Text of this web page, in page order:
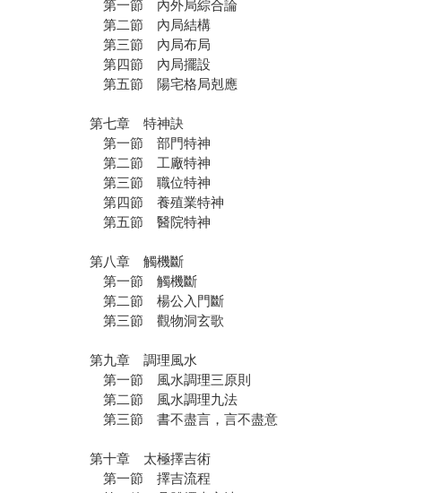
第一節 內外局綜合論
第二節 內局結構
第三節 內局布局
第四節 內局擺設
第五節 陽宅格局剋應
第七章 特神訣
第一節 部門特神
第二節 工廠特神
第三節 職位特神
第四節 養殖業特神
第五節 醫院特神
第八章 觸機斷
第一節 觸機斷
第二節 楊公入門斷
第三節 觀物洞玄歌
第九章 調理風水
第一節 風水調理三原則
第二節 風水調理九法
第三節 書不盡言，言不盡意
第十章 太極擇吉術
第一節 擇吉流程